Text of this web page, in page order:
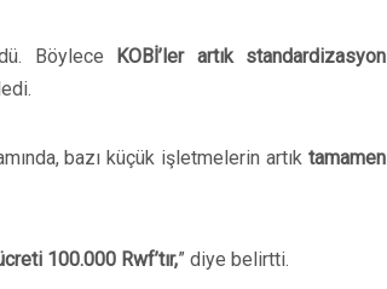
Böylece KOBİ’ler artık standardizasyon
bazı küçük işletmelerin artıktamamen
100.000 Rwf’tır,” diye belirtti.